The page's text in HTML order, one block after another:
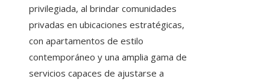
privilegiada, al brindar comunidades
privadas en ubicaciones estratégicas,
con apartamentos de estilo
contemporáneo y una amplia gama de
servicios capaces de ajustarse a